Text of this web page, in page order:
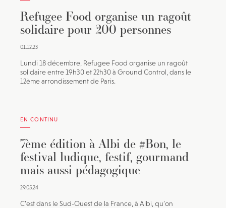
Refugee Food organise un ragoût
solidaire pour 200 personnes
01.12.23
Lundi 18 décembre, Refugee Food organise un ragoût
solidaire entre 19h30 et 22h30 à Ground Control, dans le
12ème arrondissement de Paris.
EN CONTINU
7ème édition à Albi de #Bon, le
festival ludique, festif, gourmand
mais aussi pédagogique
29.05.24
C’est dans le Sud-Ouest de la France, à Albi, qu’on